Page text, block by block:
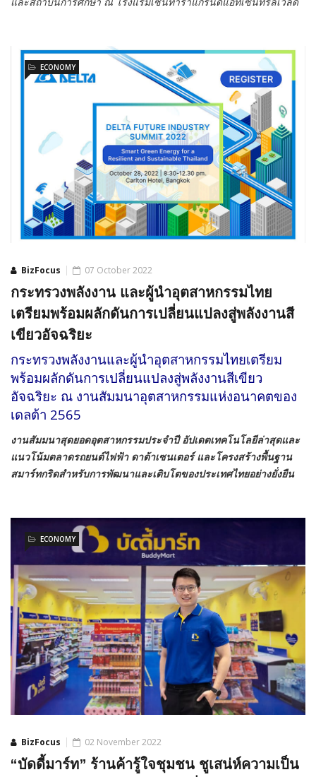
BizFocus
ECONOMY
07 October 2022
กระทรวงพลังงาน และผู้นำอุตสาหกรรมไทย
เตรียมพร้อมผลักดันการเปลี่ยนแปลงสู่พลังงานสี
เขียวอัจฉริยะ
กระทรวงพลังงานและผู้นำอุตสาหกรรมไทยเตรียม
พร้อมผลักดันการเปลี่ยนแปลงสู่พลังงานสีเขียว
อัจฉริยะ ณ งานสัมมนาอุตสาหกรรมแห่งอนาคตของ
เดลต้า 2565
งานสัมมนาสุดยอดอุตสาหกรรมประจำปี อัปเดตเทคโนโลยีล่าสุดและ
แนวโน้มตลาดรถยนต์ไฟฟ้า ดาต้าเซนเตอร์ และโครงสร้างพื้นฐาน
สมาร์ทกริดสำหรับการพัฒนาและเติบโตของประเทศไทยอย่างยั่งยืน
BizFocus
ECONOMY
02 November 2022
“บัดดี้มาร์ท” ร้านค้ารู้ใจชุมชน ชูเสน่ห์ความเป็น